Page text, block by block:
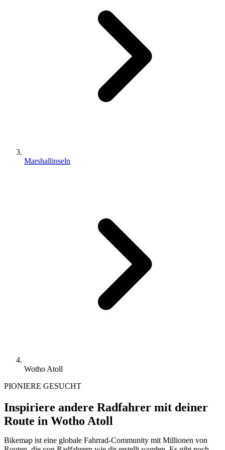
Marshallinseln
Wotho Atoll
PIONIERE GESUCHT
Inspiriere andere Radfahrer mit deiner
Route in Wotho Atoll
Bikemap ist eine globale Fahrrad-Community mit Millionen von